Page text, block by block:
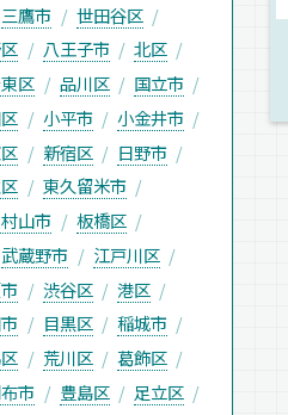
三鷹市
世田谷区
八王子市
北区
区 品川区
国立市
小平市
小金井市
新宿区
日野市
東久留米市
山市
板橋区
武蔵野市
江戸川区
渋谷区
港区
目黒区
稲城市
荒川区
葛飾区
市 豊島区
足立区